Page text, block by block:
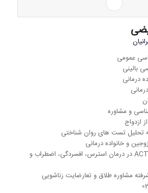
عمومی
بالینی
درمانی
و مشاوره
ازدواج
تحلیل تست های روان شناختی
و خانواده درمانی
درمان بر اساس تکنیک ACT در درمان استرس، افسردگی، اضطراب و
مشاوره طلاق و تعارضایت زناشویی